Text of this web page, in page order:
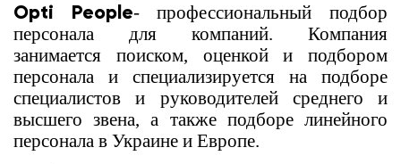
Opti People- профессиональный подбор
персонала для компаний. Компания
занимается поиском, оценкой и подбором
персонала и специализируется на подборе
специалистов и руководителей среднего и
высшего звена, а также подборе линейного
персонала в Украине и Европе.